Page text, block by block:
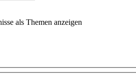
als Themen anzeigen